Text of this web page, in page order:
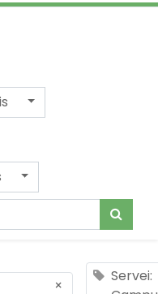
×
Servei: